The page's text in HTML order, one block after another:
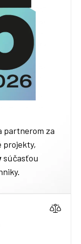
partnerom za
projekty,
súčasťou